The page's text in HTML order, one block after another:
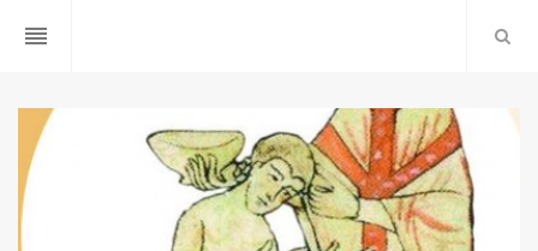
reorder